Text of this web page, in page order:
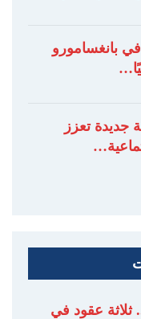
في بانغسامورو
جديدة تعزز
ثلاثة عقود في